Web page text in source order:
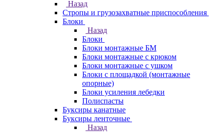
Назад
Стропы и грузозахватные приспособления
Блоки
Назад
Блоки
Блоки монтажные БМ
Блоки монтажные с крюком
Блоки монтажные с ушком
Блоки с площадкой (монтажные
опорные)
Блоки усиления лебедки
Полиспасты
Буксиры канатные
Буксиры ленточные
Назад